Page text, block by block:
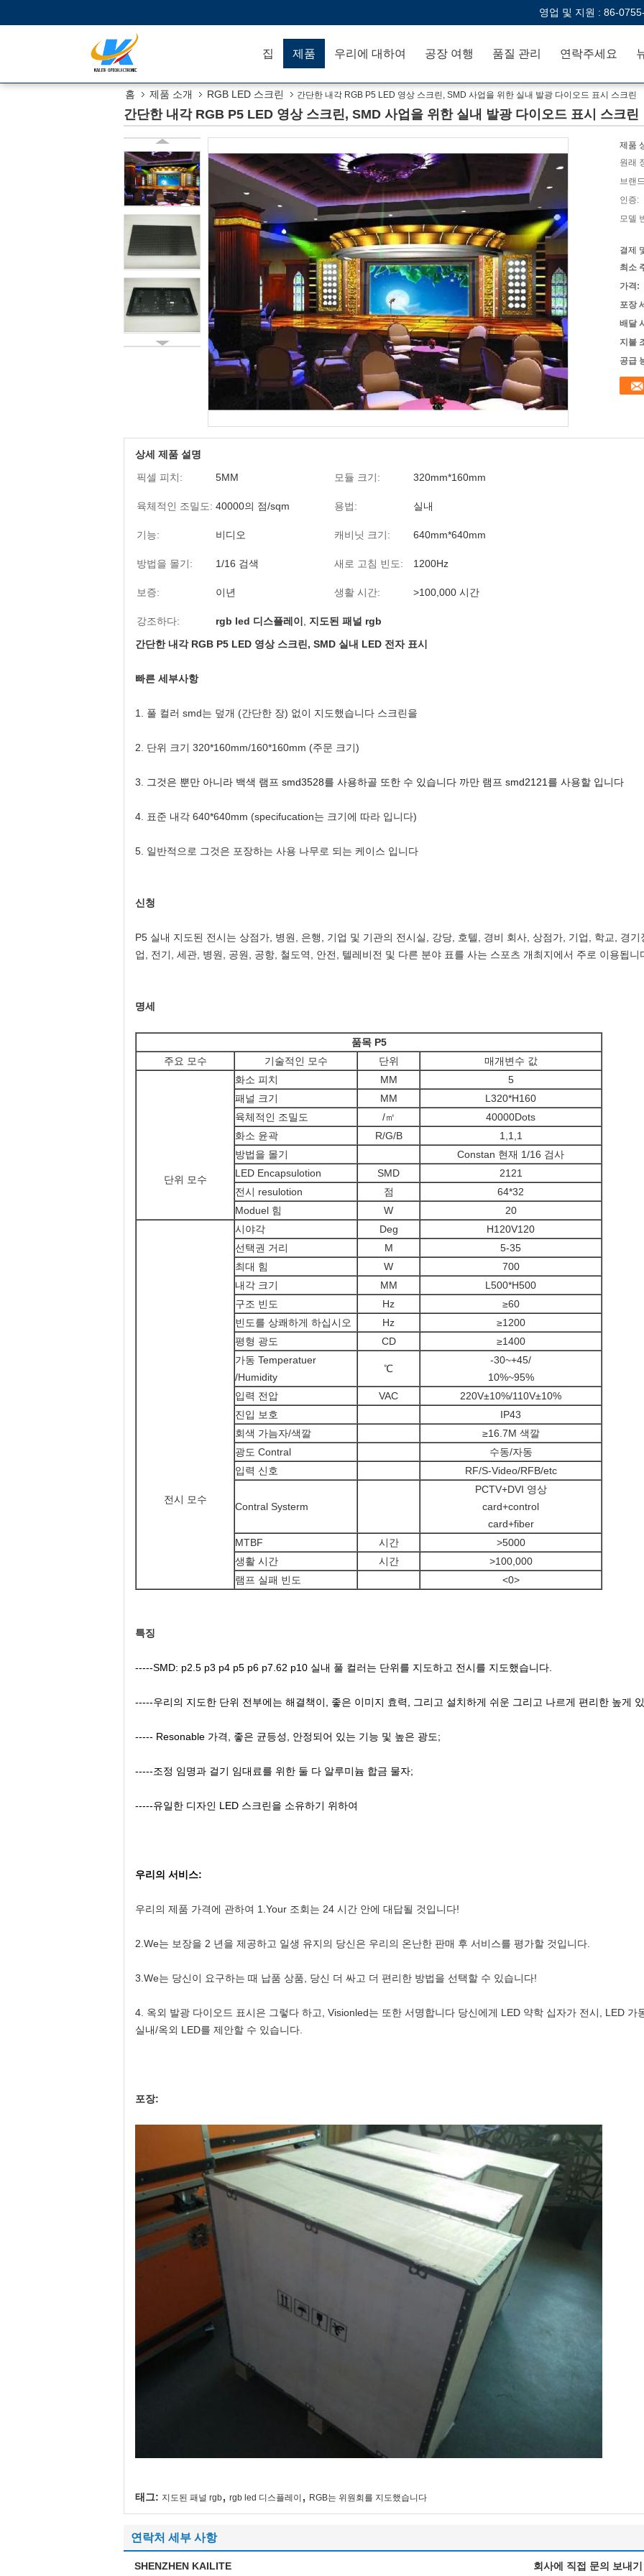
영업 및 지원 : 86-
집 제품 우리에 대하여 공장 여행 품질 관리 연락주세요
홈 제품 소개 RGB LED 스크린 간단한 내각 RGB P5 LED 영상 스크린, SMD 사업을 위한 실내 발광 다이오드 표시 스크린
간단한 내각 RGB P5 LED 영상 스크린, SMD 사업을 위한 실내 발광 다이오드 표시 스크린
제품
원래
브랜
인증:
모델
결제
최소
가격:
포장
배달
지불
공급
상세 제품 설명
픽셀 피치:
5MM 모듈 크기: 320mm*160mm
육체적인 조밀도: 40000의 점/sqm 용법: 실내
기능: 비디오 캐비닛 크기: 640mm*640mm
방법을 몰기: 1/16 검색 새로 고침 빈도: 1200Hz
보증: 이년 생활 시간: >100,000 시간
강조하다: rgb led 디스플레이
지도된 패널 rgb
간단한 내각 RGB P5 LED 영상 스크린, SMD 실내 LED 전자 표시
빠른 세부사항
1. 풀 컬러 smd는 덮개 (간단한 장) 없이 지도했습니다 스크린을
2. 단위 크기 320*160mm/160*160mm (주문 크기)
3. 그것은 뿐만 아니라 백색 램프 smd3528를 사용하골 또한 수 있습니다 까만 램프 smd2121를 사용할 입니다
4. 표준 내각 640*640mm (specifucation는 크기에 따라 입니다)
5. 일반적으로 그것은 포장하는 사용 나무로 되는 케이스 입니다
신청
P5 실내 지도된 전시는 상점가, 병원, 은행, 기업 및 기관의 전시실, 강당, 호텔, 경비 회사, 상점가, 기업, 학교, 경
업, 전기, 세관, 병원, 공원, 공항, 철도역, 안전, 텔레비전 및 다른 분야 표를 사는 스포츠 개최지에서 주로 이용됩니
명세
품목 P5
주요 모수
기술적인 모수 단위 매개변수 값
단위 모수
화소 피치 MM
5
패널 크기
MM
L320*H160
육체적인 조밀도
/㎡
40000Dots
화소 윤곽
R/G/B
1,1,1
방법을 몰기
Constan 현재 1/16 검사
LED Encapsulotion
SMD
2121
전시 resulotion
점
64*32
Moduel 힘
W 20
전시 모수
시야각 Deg
H120V120
선택권 거리
M
5-35
최대 힘
W
700
내각 크기
MM
L500*H500
구조 빈도
Hz
≥60
빈도를 상쾌하게 하십시오
Hz
≥1200
평형 광도
CD
≥1400
가동 Temperatuer
/Humidity
℃
-30~+45/
10%~95%
입력 전압
VAC
220V±10%/110V±10%
진입 보호
IP43
회색 가늠자/색깔
≥16.7M 색깔
광도 Contral
수동/자동
입력 신호
RF/S-Video/RFB/etc
Contral Systerm
PCTV+DVI 영상
card+control
card+fiber
MTBF
시간
>5000
생활 시간
시간
>100,000
램프 실패 빈도
<0>
특징
-----SMD: p2.5 p3 p4 p5 p6 p7.62 p10 실내 풀 컬러는 단위를 지도하고 전시를 지도했습니다.
-----우리의 지도한 단위 전부에는 해결책이, 좋은 이미지 효력, 그리고 설치하게 쉬운 그리고 나르게 편리한 높게
----- Resonable 가격, 좋은 균등성, 안정되어 있는 기능 및 높은 광도;
-----조정 임명과 걸기 임대료를 위한 둘 다 알루미늄 합금 물자;
-----유일한 디자인 LED 스크린을 소유하기 위하여
우리의 서비스:
우리의 제품 가격에 관하여 1.Your 조회는 24 시간 안에 대답될 것입니다!
2.We는 보장을 2 년을 제공하고 일생 유지의 당신은 우리의 온난한 판매 후 서비스를 평가할 것입니다.
3.We는 당신이 요구하는 때 납품 상품, 당신 더 싸고 더 편리한 방법을 선택할 수 있습니다!
4. 옥외 발광 다이오드 표시은 그렇다 하고, Visionled는 또한 서명합니다 당신에게 LED 약학 십자가 전시, LED 가
실내/옥외 LED를 제안할 수 있습니다.
포장:
태그: 지도된 패널 rgb rgb led 디스플레이 RGB는 위원회를 지도했습니다
연락처 세부 사항
SHENZHEN KAILITE
회사에 직접 문의 보내기